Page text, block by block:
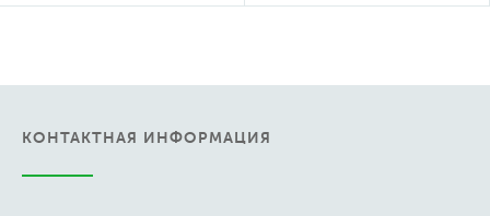
КОНТАКТНАЯ ИНФОРМАЦИЯ